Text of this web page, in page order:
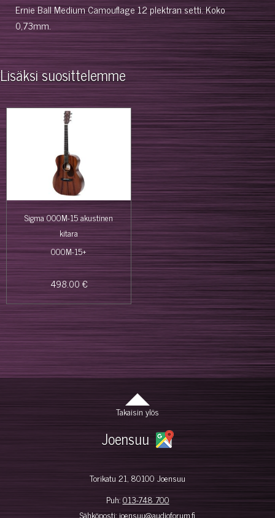
Ernie Ball Medium Camouflage 12 plektran setti. Koko
0,73mm.
Lisäksi suosittelemme
Sigma 000M-15 akustinen
kitara
000M-15+
498.00 €
Takaisin ylös
Joensuu
Torikatu 21, 80100 Joensuu
Puh:013-748 700
Sähköposti: joensuu@audioforum.fi